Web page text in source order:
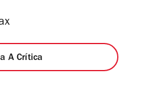
A Crítica